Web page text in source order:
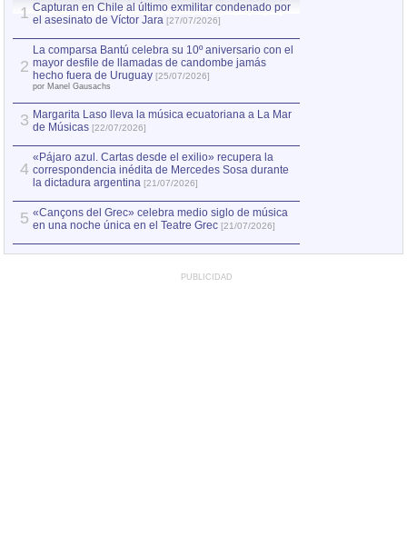
1 Capturan en Chile al último exmilitar condenado por
el asesinato de Víctor Jara [27/07/2026]
2
La comparsa Bantú celebra su 10º aniversario con el
mayor desfile de llamadas de candombe jamás
hecho fuera de Uruguay [25/07/2026]
por Manel Gausachs
3 Margarita Laso lleva la música ecuatoriana a La Mar
de Músicas [22/07/2026]
4
«Pájaro azul. Cartas desde el exilio» recupera la
correspondencia inédita de Mercedes Sosa durante
la dictadura argentina [21/07/2026]
5 «Cançons del Grec» celebra medio siglo de música
en una noche única en el Teatre Grec [21/07/2026]
PUBLICIDAD